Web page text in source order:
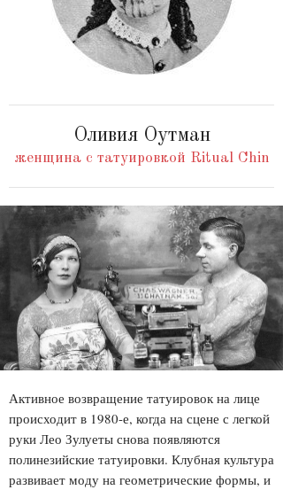
Оливия Оутман
женщина с татуировкой Ritual Chin
Активное возвращение татуировок на лице
происходит в 1980-е, когда на сцене с легкой
руки Лео Зулуеты снова появляются
полинезийские татуировки. Клубная культура
развивает моду на геометрические формы, и